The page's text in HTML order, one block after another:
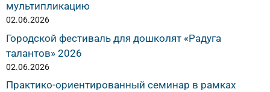
мультипликацию
02.06.2026
Городской фестиваль для дошколят «Радуга
талантов» 2026
02.06.2026
Практико-ориентированный семинар в рамках